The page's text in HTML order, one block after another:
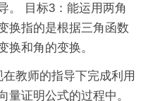
。 目标3：能运用两角
换指的是根据三角函数
换和角的变换。
教师的指导下完成利用
量证明公式的过程中。